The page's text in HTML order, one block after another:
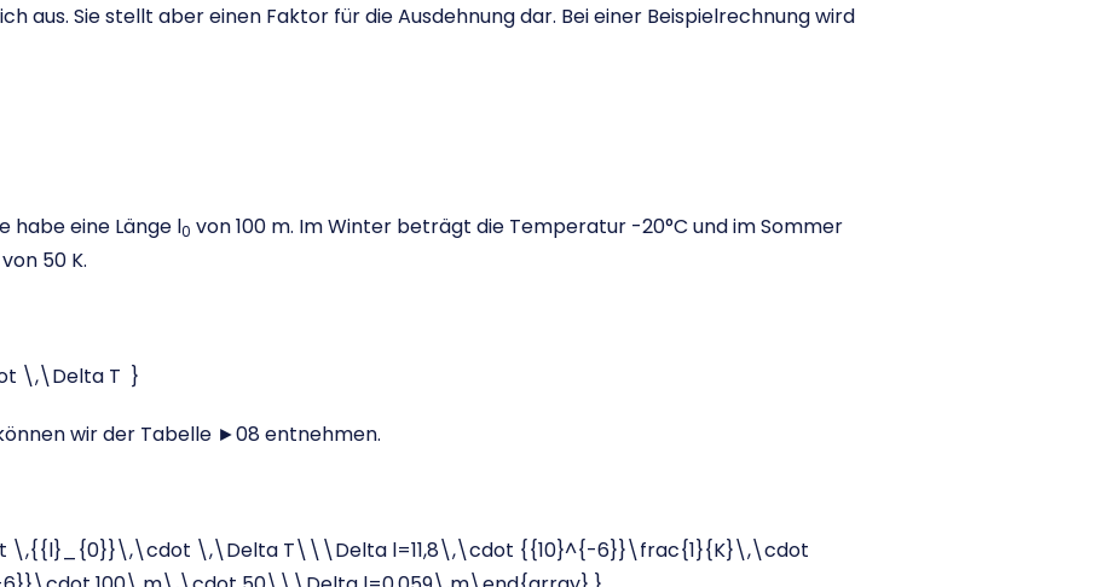
aus. Sie stellt aber einen Faktor für die Ausdehnung dar. Bei einer Beispielrechnung wird
habe eine Länge l0 von 100 m. Im Winter beträgt die Temperatur -20°C und im Sommer
50 K.
\,\Delta T }
wir der Tabelle ►08 entnehmen.
\,\Delta T\\\Delta l=11,8\,\cdot {{10}^{-6}}\frac{1}{K}\,\cdot